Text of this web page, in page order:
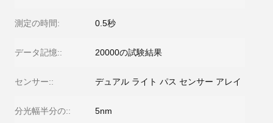
測定の時間: 0.5秒
データ記憶:: 20000の試験結果
センサー:: デュアル ライト パス センサー アレイ
分光幅半分の:: 5nm